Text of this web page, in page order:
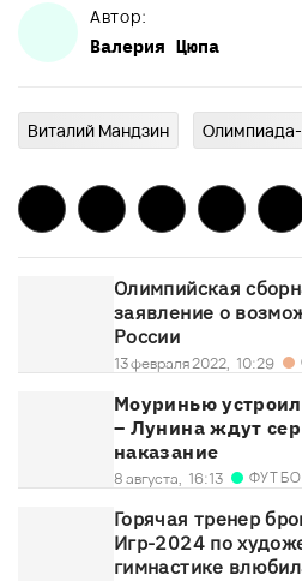
Автор:
Валерия Цюпа
Виталий Мандзин
Олимпийская
заявление о
России
13 февраля 2022, 10:29
Моуринью
– Лунина ждут
наказание
8 августа, 16:13
Горячая тренер
Игр-2024 по
гимнастике